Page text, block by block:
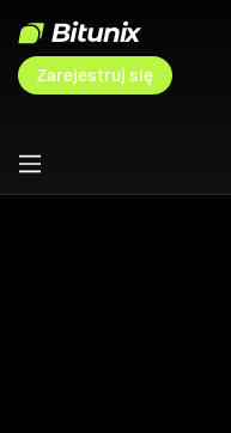
Zarejestruj się